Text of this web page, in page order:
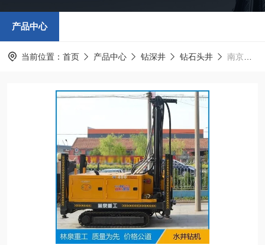
产品中心
当前位置： 首页 产品中心 钻深井 钻石头井 南京打水井,钻大小深井,石头井,温泉井